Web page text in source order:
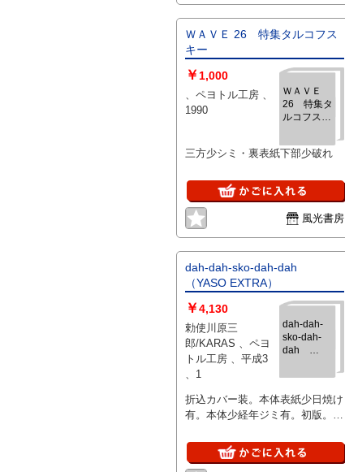
ＷＡＶＥ 26 特集タルコフス
キー
ＷＡＶＥ
26 特集タ
ルコフスキ
￥ 1,000
、ペヨトル工房 、
1990
三方少シミ・裏表紙下部少破れ
風光書房
dah-dah-sko-dah-dah
（YASO EXTRA）
dah-dah-
sko-dah-
dah
EXTRA）
￥4,130
勅使川原三
郎/KARAS 、ペヨ
トル工房 、平成3
、1
折込カバー装。本体表紙少日焼け
有。本体少経年ジミ有。初版。定
本。